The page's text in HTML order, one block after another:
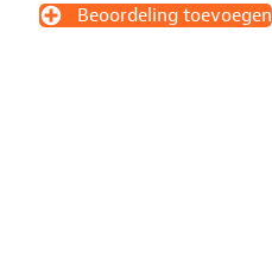
Beoordeling toevoegen